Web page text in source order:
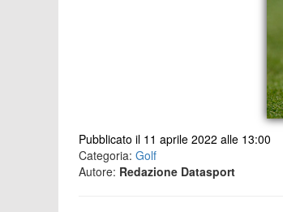
Pubblicato il 11 aprile 2022 alle 13:00
Categoria: Golf
Autore: Redazione Datasport